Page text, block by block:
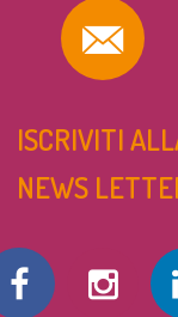
ISCRIVITI
NEWS